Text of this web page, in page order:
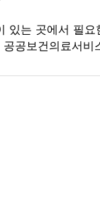
있는 곳에서 필
공보건의료서비